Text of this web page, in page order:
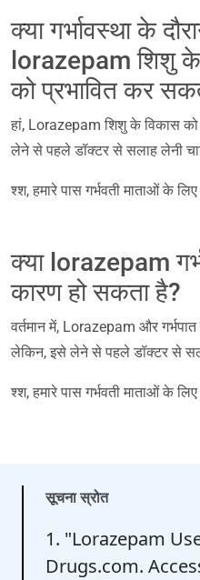
क्या गर्भावस्था के
lorazepam शिशु
को प्रभावित कर
हां, Lorazepam शिशु के विकास
लेने से पहले डॉक्टर से सलाह लेनी
श्श, हमारे पास गर्भवती माताओं के
क्या lorazepam
कारण हो सकता है?
वर्तमान में, Lorazepam और
लेकिन, इसे लेने से पहले डॉक्टर से
श्श, हमारे पास गर्भवती माताओं के
सूचना स्रोत
1. "Lorazepam
Drugs.com.